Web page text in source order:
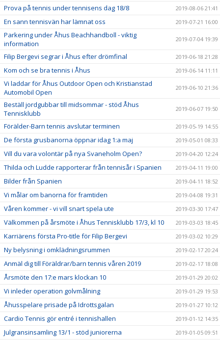
Prova på tennis under tennisens dag 18/8 2019-08-06 21:41
En sann tennisvän har lämnat oss 2019-07-21 16:00
Parkering under Åhus Beachhandboll - viktig
information
2019-07-04 19:39
Filip Bergevi segrar i Åhus efter drömfinal 2019-06-18 21:28
Kom och se bra tennis i Åhus 2019-06-14 11:11
Vi laddar för Åhus Outdoor Open och Kristianstad
Automobil Open
2019-06-10 21:36
Beställ jordgubbar till midsommar - stöd Åhus
Tennisklubb
2019-06-07 19:50
Förälder-Barn tennis avslutar terminen 2019-05-19 14:55
De första grusbanorna öppnar idag 1:a maj 2019-05-01 08:33
Vill du vara volontär på nya Svaneholm Open? 2019-04-20 12:24
Thilda och Ludde rapporterar från tennisår i Spanien 2019-04-11 19:00
Bilder från Spanien 2019-04-11 18:52
Vi målar om banorna för framtiden 2019-04-08 19:31
Våren kommer - vi vill snart spela ute 2019-03-30 17:47
Välkommen på årsmöte i Åhus Tennisklubb 17/3, kl 10 2019-03-03 18:45
Karriärens första Pro-title för Filip Bergevi 2019-03-02 10:29
Ny belysning i omklädningsrummen 2019-02-17 20:24
Anmäl dig till Föräldrar/barn tennis våren 2019 2019-02-17 18:08
Årsmöte den 17:e mars klockan 10 2019-01-29 20:02
Vi inleder operation golvmålning 2019-01-29 19:53
Åhusspelare prisade på Idrottsgalan 2019-01-27 10:12
Cardio Tennis gör entré i tennishallen 2019-01-12 14:35
Julgransinsamling 13/1 - stöd juniorerna 2019-01-05 09:51